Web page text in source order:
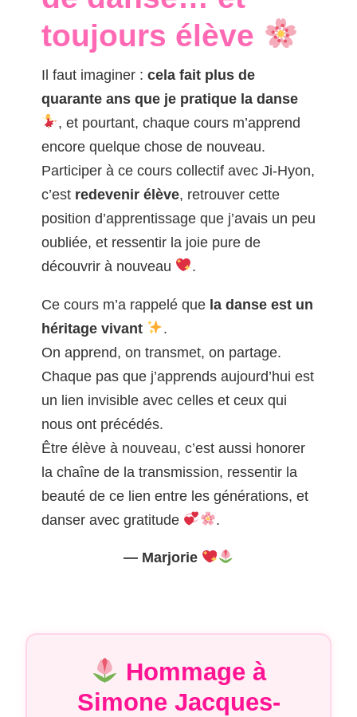
toujours élève
Il faut imaginer : cela fait plus de
quarante ans que je pratique la danse
, et pourtant, chaque cours m’apprend
encore quelque chose de nouveau.
Participer à ce cours collectif avec Ji-Hyon,
c’est redevenir élève, retrouver cette
position d’apprentissage que j’avais un peu
oubliée, et ressentir la joie pure de
découvrir à nouveau
.
Ce cours m’a rappelé que la danse est un
héritage vivant
.
On apprend, on transmet, on partage.
Chaque pas que j’apprends aujourd’hui est
un lien invisible avec celles et ceux qui
nous ont précédés.
Être élève à nouveau, c’est aussi honorer
la chaîne de la transmission, ressentir la
beauté de ce lien entre les générations, et
danser avec gratitude
.
— Marjorie
Hommage à
Simone Jacques-